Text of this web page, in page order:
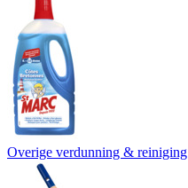
Overige verdunning & reiniging